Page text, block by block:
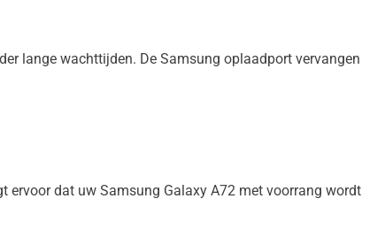
lange wachttijden. De Samsung oplaadport vervangen
ervoor dat uw Samsung Galaxy A72 met voorrang wordt